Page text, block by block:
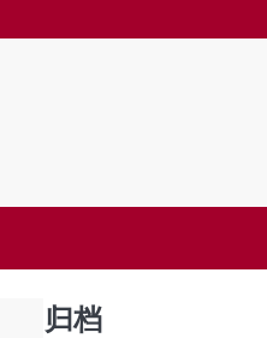
归档